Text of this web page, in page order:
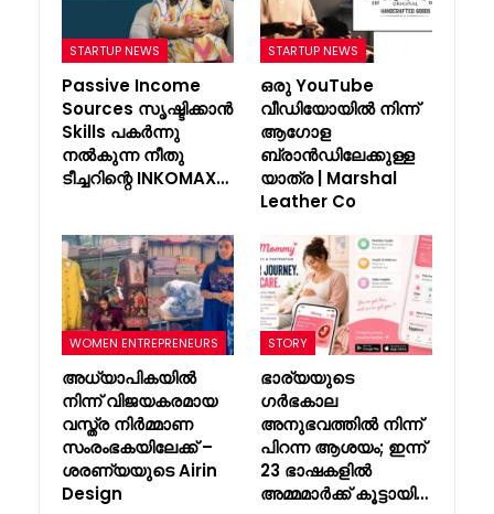
STARTUP NEWS
Passive Income
Sources സൃഷ്ടിക്കാൻ
Skills പകർന്നു
നൽകുന്ന നീതു
ടീച്ചറിന്റെ INKOMAX…
STARTUP NEWS
ഒരു YouTube
വീഡിയോയിൽ നിന്ന്
ആഗോള
ബ്രാൻഡിലേക്കുള്ള
യാത്ര | Marshal
Leather Co
WOMEN ENTREPRENEURS
അധ്യാപികയിൽ
നിന്ന് വിജയകരമായ
വസ്ത്ര നിർമ്മാണ
സംരംഭകയിലേക്ക് –
ശരണ്യയുടെ Airin
Design
STORY
ഭാര്യയുടെ
ഗർഭകാല
അനുഭവത്തിൽ നിന്ന്
പിറന്ന ആശയം; ഇന്ന്
23 ഭാഷകളിൽ
അമ്മമാർക്ക് കൂട്ടായി…